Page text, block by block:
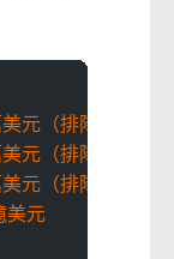
（排隊，A 等
（排隊，B 等
（排隊，C 等
元